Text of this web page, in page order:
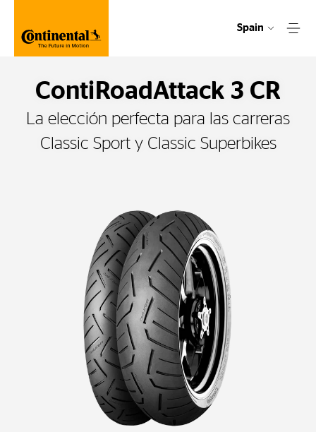
Spain
ContiRoadAttack 3 CR
La elección perfecta para las carreras
Classic Sport y Classic Superbikes